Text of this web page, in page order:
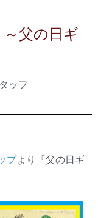
～父の日ギ
ッフ
プより『父の日ギ